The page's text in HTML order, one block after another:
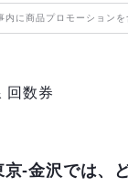
内に商品プロモーションを
回数券
京‐金沢では、